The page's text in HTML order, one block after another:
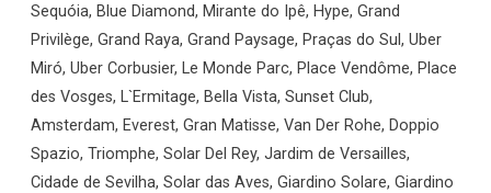
Sequóia, Blue Diamond, Mirante do Ipê, Hype, Grand
Privilège, Grand Raya, Grand Paysage, Praças do Sul, Uber
Miró, Uber Corbusier, Le Monde Parc, Place Vendôme, Place
des Vosges, L`Ermitage, Bella Vista, Sunset Club,
Amsterdam, Everest, Gran Matisse, Van Der Rohe, Doppio
Spazio, Triomphe, Solar Del Rey, Jardim de Versailles,
Cidade de Sevilha, Solar das Aves, Giardino Solare, Giardino